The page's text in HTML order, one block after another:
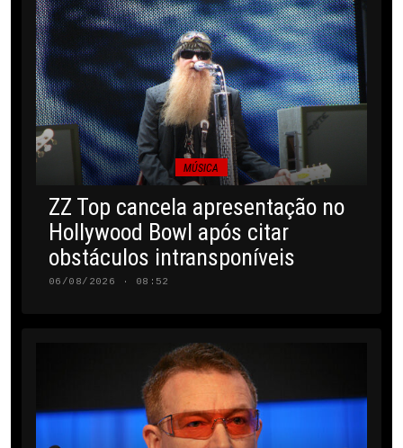
MÚSICA
ZZ Top cancela apresentação no
Hollywood Bowl após citar
obstáculos intransponíveis
06/08/2026 · 08:52